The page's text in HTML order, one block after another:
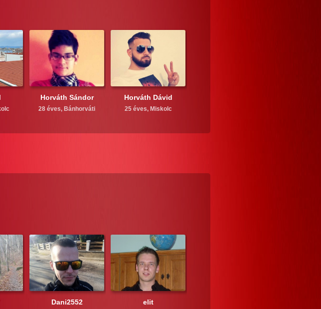
Horváth Sándor
28 éves, Bánhorváti
Horváth Dávid
25 éves, Miskolc
Dani2552 elit